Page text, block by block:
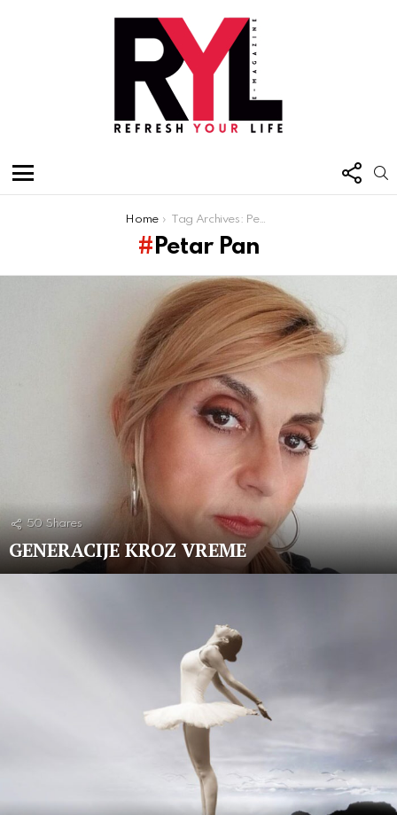
US
Home Tag Archives: Petar Pan
Petar Pan
50 Shares
GENERACIJE KROZ VREME